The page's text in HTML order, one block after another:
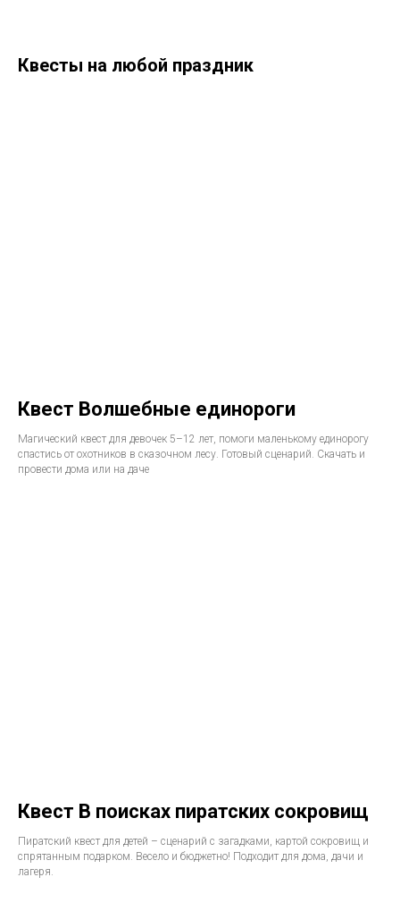
Квесты на любой праздник
Квест Волшебные единороги
Магический квест для девочек 5–12 лет, помоги маленькому единорогу
спастись от охотников в сказочном лесу. Готовый сценарий. Скачать и
провести дома или на даче
Квест В поисках пиратских сокровищ
Пиратский квест для детей – сценарий с загадками, картой сокровищ и
спрятанным подарком. Весело и бюджетно! Подходит для дома, дачи и
лагеря.